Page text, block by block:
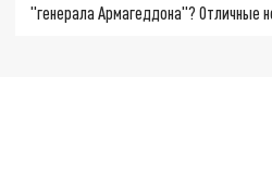
"генерала Армагеддона"? Отличные